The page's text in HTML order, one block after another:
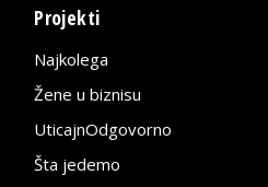
Projekti
Najkolega
Žene u biznisu
UticajnOdgovorno
Šta jedemo